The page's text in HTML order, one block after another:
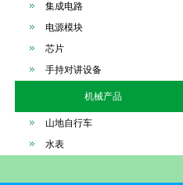
集成电路
电源模块
芯片
手持对讲设备
机械产品
山地自行车
水表